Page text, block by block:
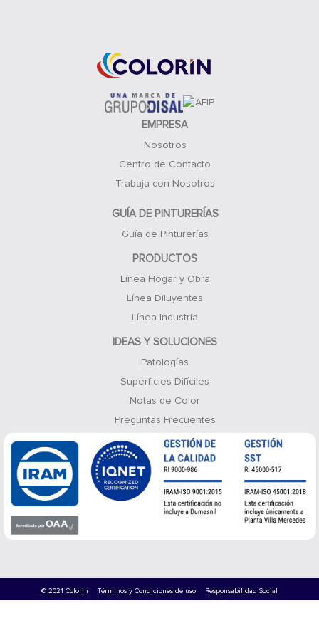
EMPRESA
Nosotros
Centro de Contacto
Trabaja con Nosotros
GUÍA DE PINTURERÍAS
Guía de Pinturerías
PRODUCTOS
Línea Hogar y Obra
Línea Diluyentes
Línea Industria
IDEAS Y SOLUCIONES
Patologías
Superficies Difíciles
Notas de Color
Preguntas Frecuentes
© 2021 Colorin Términos y Condiciones de uso Responsabilidad Social